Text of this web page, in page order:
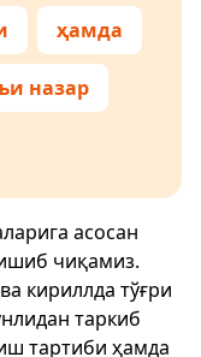
ҳамда
назар
асосан
чиқамиз.
кириллда тўғри
таркиб
тартиби ҳамда